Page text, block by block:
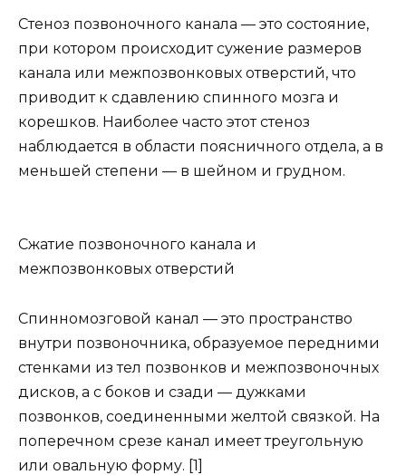
Стеноз позвоночного канала — это состояние,
при котором происходит сужение размеров
канала или межпозвонковых отверстий, что
приводит к сдавлению спинного мозга и
корешков. Наиболее часто этот стеноз
наблюдается в области поясничного отдела, а в
меньшей степени — в шейном и грудном.
Сжатие позвоночного канала и
межпозвонковых отверстий
Спинномозговой канал — это пространство
внутри позвоночника, образуемое передними
стенками из тел позвонков и межпозвоночных
дисков, а с боков и сзади — дужками
позвонков, соединенными желтой связкой. На
поперечном срезе канал имеет треугольную
или овальную форму. [1]